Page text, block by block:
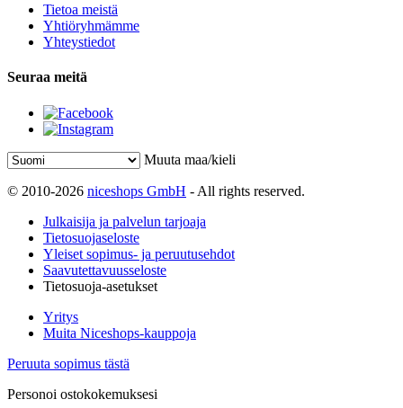
Tietoa meistä
Yhtiöryhmämme
Yhteystiedot
Seuraa meitä
Muuta maa/kieli
© 2010-2026 niceshops GmbH - All rights reserved.
Julkaisija ja palvelun tarjoaja
Tietosuojaseloste
Yleiset sopimus- ja peruutusehdot
Saavutettavuusseloste
Tietosuoja-asetukset
Yritys
Muita Niceshops-kauppoja
Peruuta sopimus tästä
Personoi ostokokemuksesi